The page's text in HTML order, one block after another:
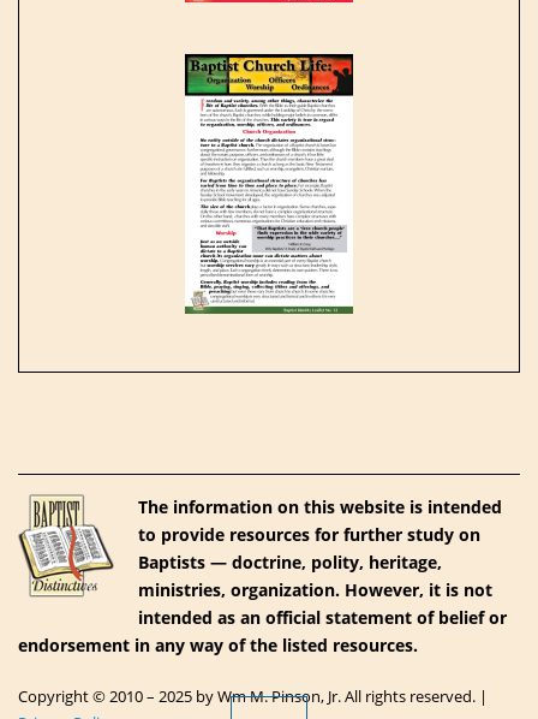
The information on this website is intended
to provide resources for further study on
Baptists — doctrine, polity, heritage,
ministries, organization. However, it is not
intended as an official statement of belief or
endorsement in any way of the listed resources.
Copyright © 2010 – 2025 by Wm M. Pinson, Jr. All rights reserved. |